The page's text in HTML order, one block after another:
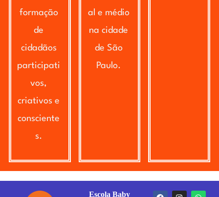
formação
de
cidadãos
participati
vos,
criativos e
consciente
s.
al e médio
na cidade
de São
Paulo.
Escola Baby